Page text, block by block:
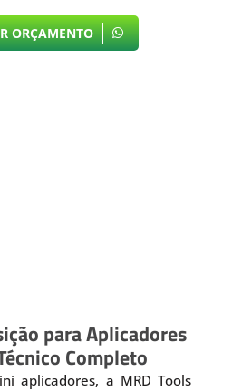
ORÇAMENTO
para Aplicadores
Completo
aplicadores, a MRD Tools